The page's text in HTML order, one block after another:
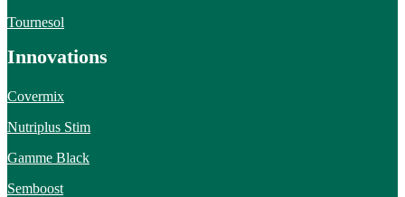
Tournesol
Innovations
Covermix
Nutriplus Stim
Gamme Black
Semboost